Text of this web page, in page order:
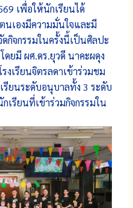
เพื่อให้นักเรียนได้
นเองมีความมั่นใจและมี
ดกิจกรรมในครั้งนี้เป็นศิลปะ
ยมี ผศ.ดร.ยุวดี นาคะผดุง
งเรียนจิตรลดาเข้าร่วมชม
รียนระดับอนุบาลทั้ง 3 ระดับ
เรียนที่เข้าร่วมกิจกรรมใน